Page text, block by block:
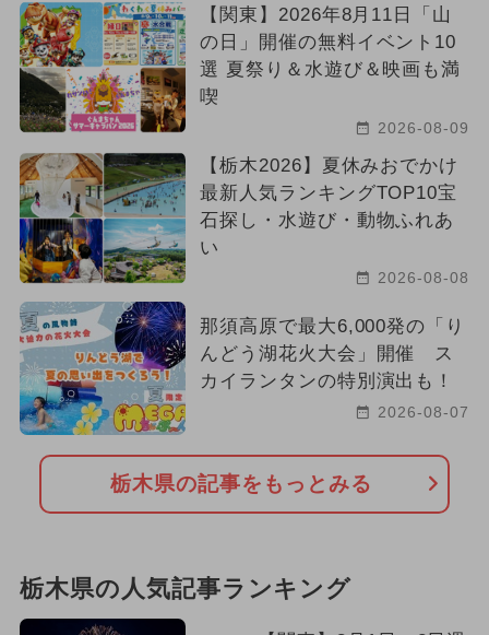
【関東】2026年8月11日「山
の日」開催の無料イベント10
選 夏祭り＆水遊び＆映画も満
喫
2026-08-09
【栃木2026】夏休みおでかけ
最新人気ランキングTOP10宝
石探し・水遊び・動物ふれあ
い
2026-08-08
那須高原で最大6,000発の「り
んどう湖花火大会」開催 ス
カイランタンの特別演出も！
2026-08-07
栃木県の記事をもっとみる
栃木県の人気記事ランキング